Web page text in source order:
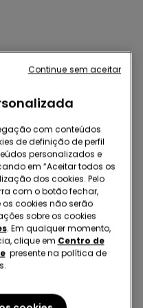
com conteúdos
de definição de perfil
personalizados e
em “Aceitar todos os
dos cookies. Pelo
com o botão fechar,
cookies não serão
sobre os cookies
. Em qualquer momento,
clique em Centro de
presente na política de
Continue sem aceitar